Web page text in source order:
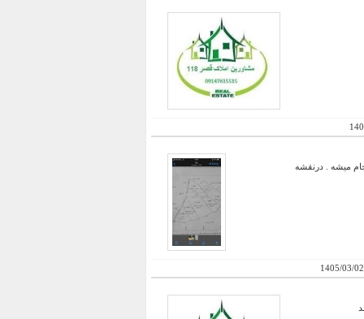
انجام میشه . درنقشه
1405/03/02